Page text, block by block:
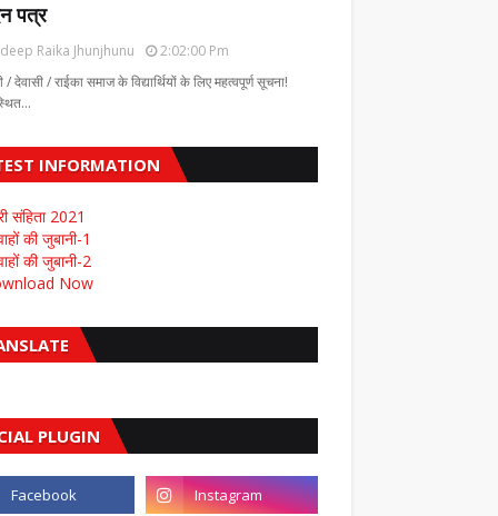
पत्र
Raika Jhunjhunu
2:02:00 Pm
/ देवासी / राईका समाज के विद्यार्थियों के लिए महत्वपूर्ण सूचना!
INFORMATION
संहिता 2021
की जुबानी-1
की जुबानी-2
Now
PLUGIN